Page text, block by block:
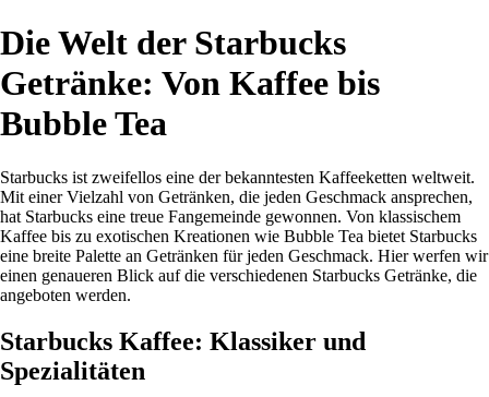
Die Welt der Starbucks
Getränke: Von Kaffee bis
Bubble Tea
Starbucks ist zweifellos eine der bekanntesten Kaffeeketten weltweit.
Mit einer Vielzahl von Getränken, die jeden Geschmack ansprechen,
hat Starbucks eine treue Fangemeinde gewonnen. Von klassischem
Kaffee bis zu exotischen Kreationen wie Bubble Tea bietet Starbucks
eine breite Palette an Getränken für jeden Geschmack. Hier werfen wir
einen genaueren Blick auf die verschiedenen Starbucks Getränke, die
angeboten werden.
Starbucks Kaffee: Klassiker und
Spezialitäten